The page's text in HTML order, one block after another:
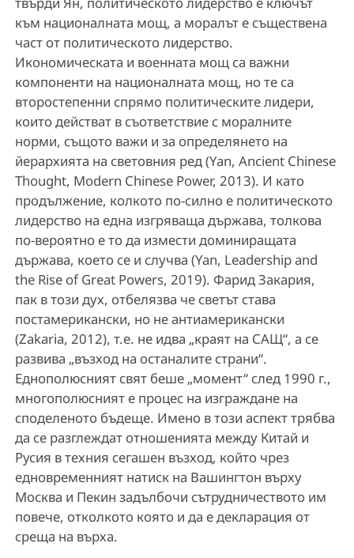
към националната мощ, а моралът е съществена
част от политическото лидерство.
Икономическата и военната мощ са важни
компоненти на националната мощ, но те са
второстепенни спрямо политическите лидери,
които действат в съответствие с моралните
норми, същото важи и за определянето на
йерархията на световния ред (Yan, Ancient Chinese
Thought, Modern Chinese Power, 2013). И като
продължение, колкото по-силно е политическото
лидерство на една изгряваща държава, толкова
по-вероятно е то да измести доминиращата
държава, което се и случва (Yan, Leadership and
the Rise of Great Powers, 2019). Фарид Закария,
пак в този дух, отбелязва че светът става
постамерикански, но не антиамерикански
(Zakaria, 2012), т.е. не идва „краят на САЩ“, а се
развива „възход на останалите страни“.
Еднополюсният свят беше „момент“ след 1990 г.,
многополюсният е процес на изграждане на
споделеното бъдеще. Имено в този аспект трябва
да се разглеждат отношенията между Китай и
Русия в техния сегашен възход, който чрез
едновременният натиск на Вашингтон върху
Москва и Пекин задълбочи сътрудничеството им
повече, отколкото която и да е декларация от
среща на върха.